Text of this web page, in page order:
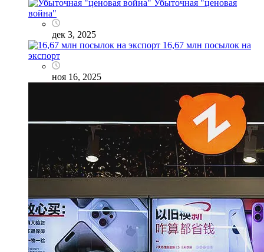
Убыточная "ценовая
война"
дек 3, 2025
16,67 млн посылок на
экспорт
ноя 16, 2025